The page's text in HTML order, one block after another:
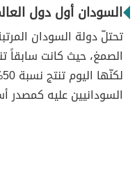
السودان أول دول
تحتلّ دولة السودان
السودانيين عليه